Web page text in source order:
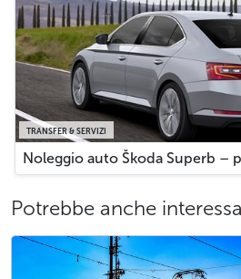
TRANSFER & SERVIZI
Noleggio auto Škoda Superb –
Potrebbe anche